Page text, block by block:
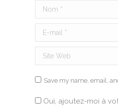
Nom *
E-mail *
Site Web
Save my name, email,
Oui, ajoutez-moi à